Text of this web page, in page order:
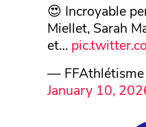
😍 Incroyable
Miellet, Sarah
et…
— FFAthlétisme
January 10,